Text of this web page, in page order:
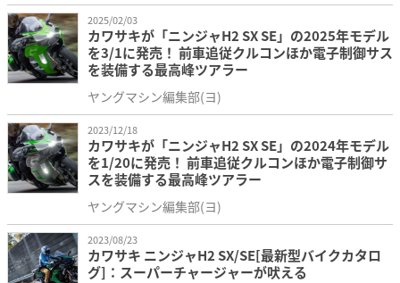
ギ
ヤ・
オ
速
2.428(34/14)
ーカー
売価格
グリーン
×メタリック
ブロブラック
円、消費税
Ninja H2 SX
メタリックディ
円、消費税
3
速
2.045(45/22)
速
1.727(38/22)
5
速
1.523(32/21)
速
1.347(31/23)
2025/02/03
カワサキが「ニンジャH2 SX SE」の2025年モデル
を3/1に発売！ 前車追従クルコンほか電子制御サス
を装備する最高峰ツアラー
ヤングマシン編集部(ヨ)
2023/12/18
カワサキが「ニンジャH2 SX SE」の2024年モデル
を1/20に発売！ 前車追従クルコンほか電子制御サ
スを装備する最高峰ツアラー
ヤングマシン編集部(ヨ)
2023/08/23
カワサキ ニンジャH2 SX/SE[最新型バイクカタロ
グ]：スーパーチャージャーが吠える